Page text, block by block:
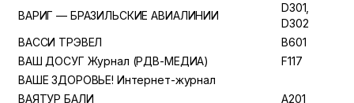
ВАРИГ — БРАЗИЛЬСКИЕ АВИАЛИНИИ
D301,
D302
ВАССИ ТРЭВЕЛ
B601
ВАШ ДОСУГ Журнал (РДВ-МЕДИА)
F117
ВАШЕ ЗДОРОВЬЕ! Интернет-журнал
ВАЯТУР БАЛИ
A201